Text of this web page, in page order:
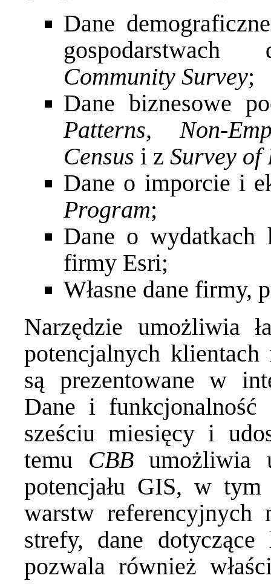
Dane
Community Survey;
Dane biznesowe
Patterns, Non-
Census i z Survey of
Dane o imporcie i
Program;
Dane o wydatkach
firmy Esri;
Własne dane firmy,
Narzędzie umożliwia
potencjalnych
są prezentowane w
Dane i
sześciu miesięcy i
temu CBBumożliwia
potencjału GIS, w
warstw
strefy, dane
pozwala również